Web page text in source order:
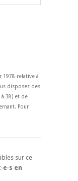
1978 relative à
disposez des
38) et de
Pour
sur ce
en